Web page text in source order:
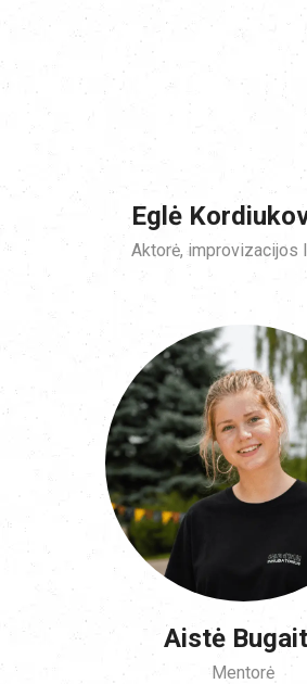
Eglė
Aktorė, improvizacijos
Aistė
Mentorė